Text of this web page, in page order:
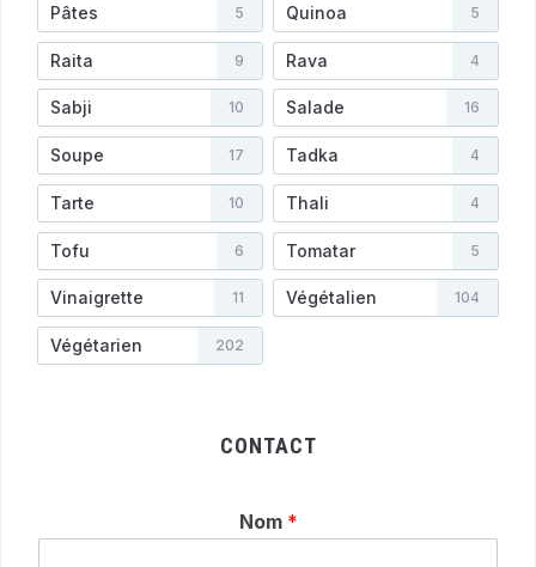
Pâtes 5 Quinoa 5
Raita 9 Rava 4
Sabji 10 Salade 16
Soupe 17 Tadka 4
Tarte 10 Thali 4
Tofu 6 Tomatar 5
Vinaigrette 11 Végétalien 104
Végétarien 202
CONTACT
Nom *